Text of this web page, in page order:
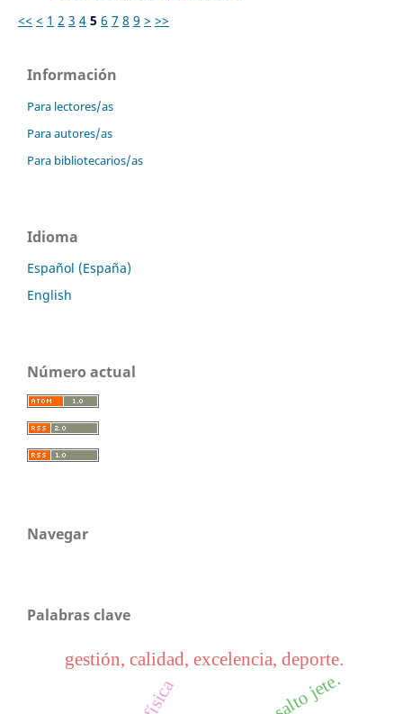
<< < 1 2 3 4 5 6 7 8 9 > >>
Información
Para lectores/as
Para autores/as
Para bibliotecarios/as
Idioma
Español (España)
English
Número actual
Navegar
Palabras clave
gestión, calidad, excelencia, deporte.